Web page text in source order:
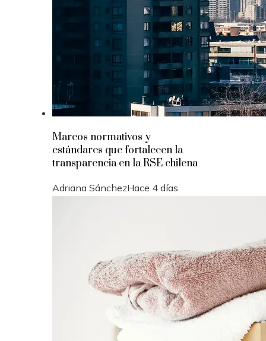
Marcos normativos y
estándares que fortalecen la
transparencia en la RSE chilena
Adriana SánchezHace 4 días